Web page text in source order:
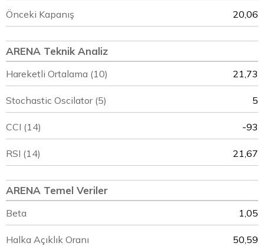
Önceki Kapanış 20,06
ARENA Teknik Analiz
Hareketli Ortalama (10) 21,73
Stochastic Oscilator (5) 5
CCI (14) -93
RSI (14) 21,67
ARENA Temel Veriler
Beta 1,05
Halka Açıklık Oranı 50,59